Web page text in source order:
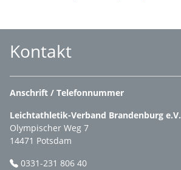
Kontakt
Anschrift / Telefonnummer
Leichtathletik-Verband Brandenburg e.V.
Olympischer Weg 7
14471 Potsdam
0331-231 806 40